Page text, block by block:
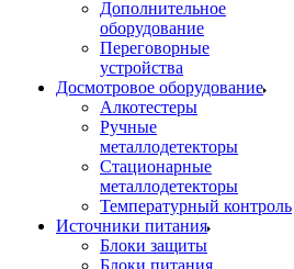
Дополнительное
оборудование
Переговорные
устройства
Досмотровое оборудование
Алкотестеры
Ручные
металлодетекторы
Стационарные
металлодетекторы
Температурный контроль
Источники питания
Блоки защиты
Блоки питания